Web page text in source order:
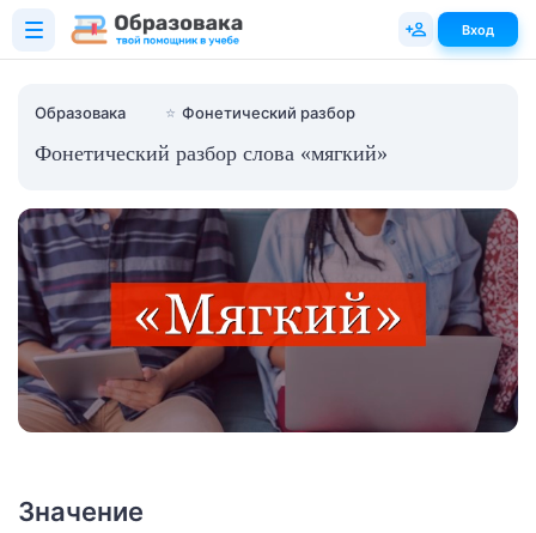
Образовака ⭐ Фонетический разбор
Фонетический разбор слова «мягкий»
Значение
Вход